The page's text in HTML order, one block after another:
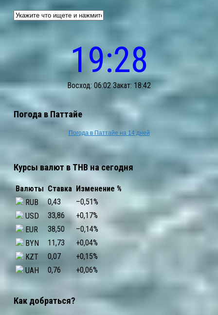
19:28
Восход: 06:02 Закат: 18:42
Погода в Паттайе
Погода в Паттайе на 14 дней
Курсы валют в THB на сегодня
Валюты Ставка Изменение %
RUB
0,43 –0,51%
USD
33,86 +0,17%
EUR
38,50 –0,14%
BYN
11,73 +0,04%
KZT
0,07 +0,15%
UAH
0,76 +0,06%
Как добраться?